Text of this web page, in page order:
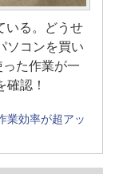
いる。どうせ
ソコンを買い
た作業が一
認！
業効率が超アッ